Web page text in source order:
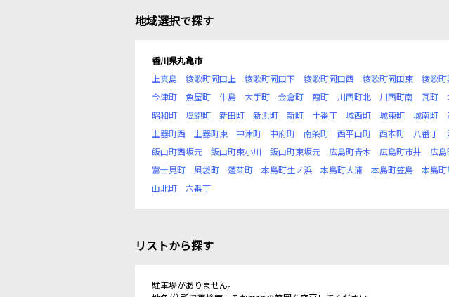
地域選択で探す
香川県丸亀市
上真島
綾歌町岡田上 綾歌町岡田下 綾歌町岡田西 綾歌町岡田東 綾歌町
今津町
魚屋町 牛島 大手町 金倉町 葭町 川西町北 川西町南 瓦町
昭和町
塩飽町 新田町 新浜町 新町 十番丁 城西町 城東町 城南町
土器町西
土器町東 中津町 中府町 南条町 西平山町 西本町 八番丁
飯山町西坂元
飯山町東小川 飯山町東坂元 広島町青木 広島町市井 広
富士見町
風袋町 蓬莱町 本島町生ノ浜 本島町大浦 本島町笠島 本島町
山北町
六番丁
リストから探す
駐車場がありません。